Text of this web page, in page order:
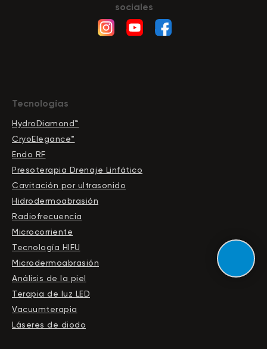
sociales
Tecnologías
HydroDiamond™
CryoElegance™
Endo RF
Presoterapia Drenaje Linfático
Cavitación por ultrasonido
Hidrodermoabrasión
Radiofrecuencia
Microcorriente
Tecnología HIFU
Microdermoabrasión
Análisis de la piel
Terapia de luz LED
Vacuumterapia
Láseres de diodo